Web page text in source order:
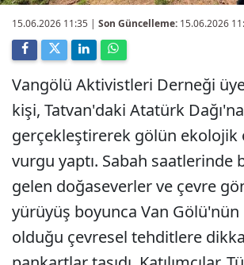
15.06.2026 11:35 | Son Güncelleme: 15.06.2026
Vangölü Aktivistleri Derneği
kişi, Tatvan'daki Atatürk
gerçekleştirerek gölün ekolojik
vurgu yaptı. Sabah saatlerinde
gelen doğaseverler ve çevre
yürüyüş boyunca Van Gölü'nün
olduğu çevresel tehditlere